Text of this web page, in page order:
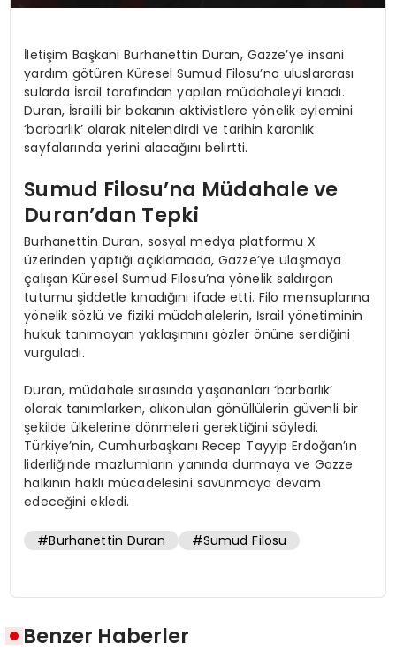
İletişim Başkanı Burhanettin Duran, Gazze’ye insani
yardım götüren Küresel Sumud Filosu’na uluslararası
sularda İsrail tarafından yapılan müdahaleyi kınadı.
Duran, İsrailli bir bakanın aktivistlere yönelik eylemini
‘barbarlık’ olarak nitelendirdi ve tarihin karanlık
sayfalarında yerini alacağını belirtti.
Sumud Filosu’na Müdahale ve
Duran’dan Tepki
Burhanettin Duran, sosyal medya platformu X
üzerinden yaptığı açıklamada, Gazze’ye ulaşmaya
çalışan Küresel Sumud Filosu’na yönelik saldırgan
tutumu şiddetle kınadığını ifade etti. Filo mensuplarına
yönelik sözlü ve fiziki müdahalelerin, İsrail yönetiminin
hukuk tanımayan yaklaşımını gözler önüne serdiğini
vurguladı.
Duran, müdahale sırasında yaşananları ‘barbarlık’
olarak tanımlarken, alıkonulan gönüllülerin güvenli bir
şekilde ülkelerine dönmeleri gerektiğini söyledi.
Türkiye’nin, Cumhurbaşkanı Recep Tayyip Erdoğan’ın
liderliğinde mazlumların yanında durmaya ve Gazze
halkının haklı mücadelesini savunmaya devam
edeceğini ekledi.
#Burhanettin Duran #Sumud Filosu
Benzer Haberler